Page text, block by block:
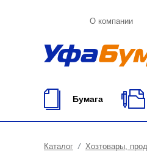
О компании
Бумага
Каталог Хозтовары,